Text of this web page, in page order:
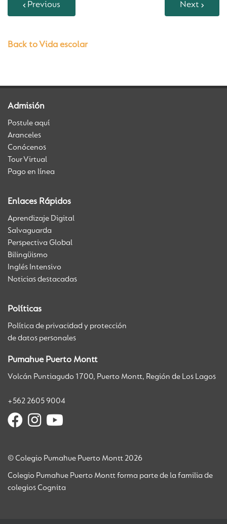
Previous Next
Back to Vida escolar
Admisión
Postule aquí
Aranceles
Conócenos
Tour Virtual
Pago en línea
Enlaces Rápidos
Aprendizaje Digital
Salvaguarda
Perspectiva Global
Bilingüismo
Inglés Intensivo
Noticias destacadas
Políticas
Política de privacidad y protección
de datos personales
Pumahue Puerto Montt
Volcán Puntiagudo 1700, Puerto Montt, Región de Los Lagos
+562 2605 9004
© Colegio Pumahue Puerto Montt 2026
Colegio Pumahue Puerto Montt forma parte de la familia de
colegios Cognita